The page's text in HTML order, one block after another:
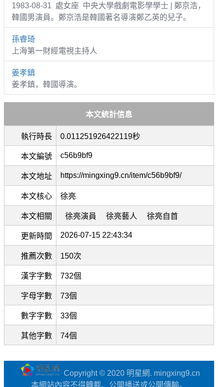
1983-08-31 處女座 中央大學戲劇電影學學士 | 鄭京浩，
韓國男演員。鄭京浩是韓國著名導演鄭乙英的兒子。
孫睿琦
上海第一財經電視主持人
姜孝鎮
姜孝鎮，韓國導演。
本文統計信息
執行時長 0.011251926422119秒
本文編號 c56b9bf9
本文地址 https://mingxing9.cn/item/c56b9bf9/
本文核心 徐亮
本文相關 徐亮演員 徐亮藝人 徐亮自首
更新時間 2026-07-15 22:43:34
推薦次數 150次
漢字字數 732個
字母字數 73個
數字字數 33個
其他字數 74個
Copyright © 2020 明星網. mingxing9.cn
本網站內容不得轉載、公開播送或公開傳輸。